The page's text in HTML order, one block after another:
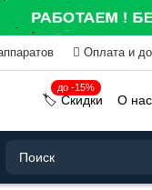
Оплата и
до -15%
🏷️ Скидки О нас